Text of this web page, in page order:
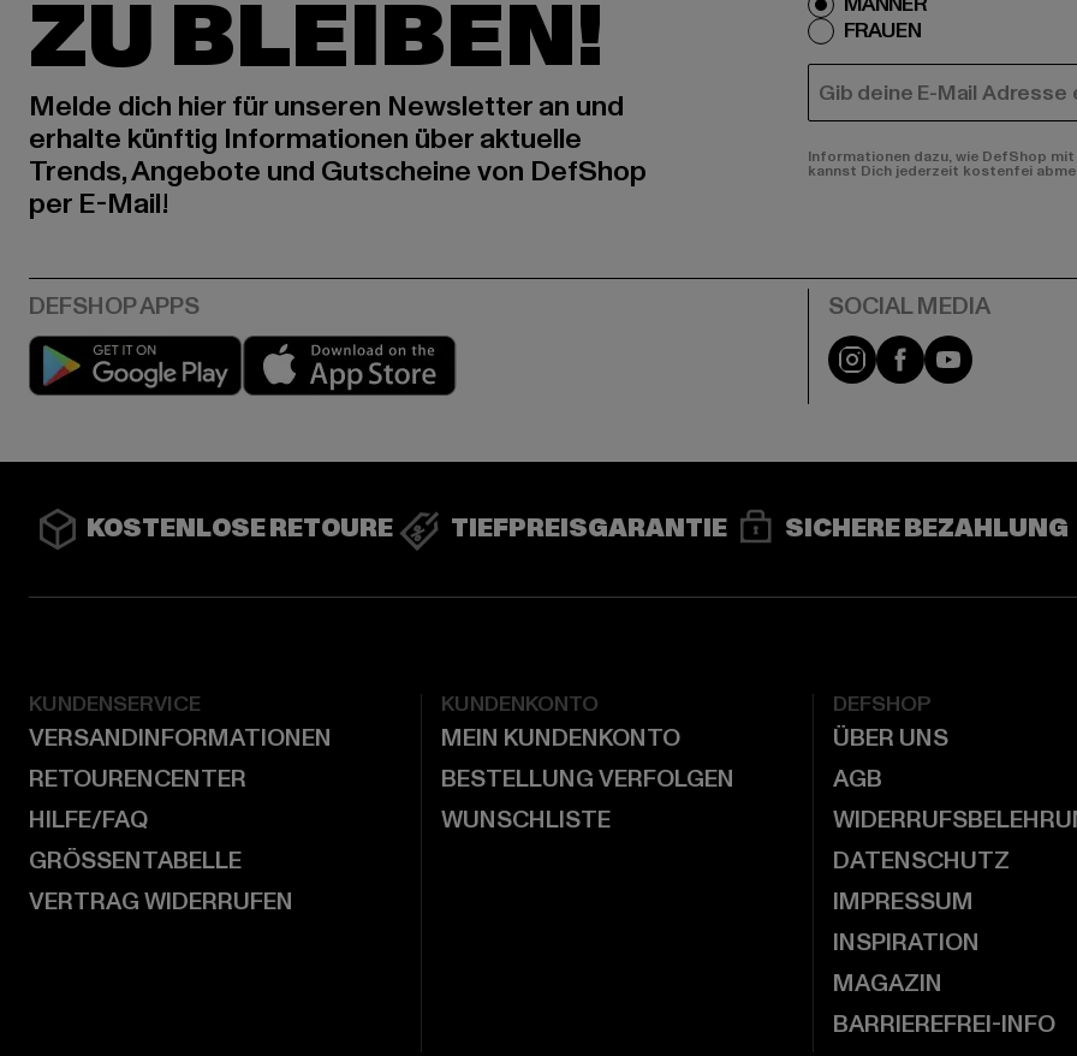
ZU BLEIBEN!
Melde dich hier für unseren Newsletter an und
erhalte künftig Informationen über aktuelle
Trends, Angebote und Gutscheine von DefShop
per E-Mail!
FRAUEN
E-MAIL
Informationen dazu, wie DefShop
kannst Dich jederzeit kostenfei
Play market Instagram
FacebookYouTube
KOSTENLOSE RETOURE TIEFPREISGARANTIE SICHERE BEZAHLUNG
KUNDENSERVICE
VERSANDINFORMATIONEN
RETOURENCENTER
HILFE/FAQ
GRÖSSENTABELLE
VERTRAG WIDERRUFEN
KUNDENKONTO
MEIN KUNDENKONTO
BESTELLUNG VERFOLGEN
WUNSCHLISTE
DEFSHOP
ÜBER UNS
AGB
DATENSCHUTZ
IMPRESSUM
INSPIRATION
MAGAZIN
BARRIEREFREI-INFO